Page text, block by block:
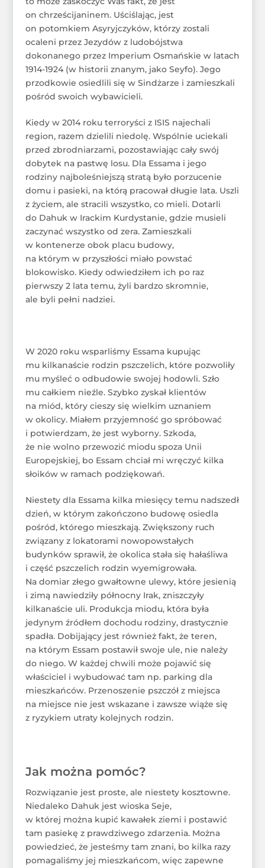
on chrześcijaninem. Uściślając, jest
on potomkiem Asyryjczyków, którzy zostali
ocaleni przez Jezydów z ludobójstwa
dokonanego przez Imperium Osmańskie w latach
1914-1924 (w historii znanym, jako Seyfo). Jego
przodkowie osiedlili się w Sindżarze i zamieszkali
pośród swoich wybawicieli.
Kiedy w 2014 roku terroryści z ISIS najechali
region, razem dzielili niedolę. Wspólnie uciekali
przed zbrodniarzami, pozostawiając cały swój
dobytek na pastwę losu. Dla Essama i jego
rodziny najboleśniejszą stratą było porzucenie
domu i pasieki, na którą pracował długie lata. Uszli
z życiem, ale stracili wszystko, co mieli. Dotarli
do Dahuk w Irackim Kurdystanie, gdzie musieli
zaczynać wszystko od zera. Zamieszkali
w kontenerze obok placu budowy,
na którym w przyszłości miało powstać
blokowisko. Kiedy odwiedziłem ich po raz
pierwszy 2 lata temu, żyli bardzo skromnie,
ale byli pełni nadziei.
W 2020 roku wsparliśmy Essama kupując
mu kilkanaście rodzin pszczelich, które pozwoliły
mu myśleć o odbudowie swojej hodowli. Szło
mu całkiem nieźle. Szybko zyskał klientów
na miód, który cieszy się wielkim uznaniem
w okolicy. Miałem przyjemność go spróbować
i potwierdzam, że jest wyborny. Szkoda,
że nie wolno przewozić miodu spoza Unii
Europejskiej, bo Essam chciał mi wręczyć kilka
słoików w ramach podziękowań.
Niestety dla Essama kilka miesięcy temu nadszedł
dzień, w którym zakończono budowę osiedla
pośród, którego mieszkają. Zwiększony ruch
związany z lokatorami nowopowstałych
budynków sprawił, że okolica stała się hałaśliwa
i część pszczelich rodzin wyemigrowała.
Na domiar złego gwałtowne ulewy, które jesienią
i zimą nawiedziły północny Irak, zniszczyły
kilkanaście uli. Produkcja miodu, która była
jedynym źródłem dochodu rodziny, drastycznie
spadła. Dobijający jest również fakt, że teren,
na którym Essam postawił swoje ule, nie należy
do niego. W każdej chwili może pojawić się
właściciel i wybudować tam np. parking dla
mieszkańców. Przenoszenie pszczół z miejsca
na miejsce nie jest wskazane i zawsze wiąże się
z ryzykiem utraty kolejnych rodzin.
Jak można pomóc?
Rozwiązanie jest proste, ale niestety kosztowne.
Niedaleko Dahuk jest wioska Seje,
w której można kupić kawałek ziemi i postawić
tam pasiekę z prawdziwego zdarzenia. Można
powiedzieć, że jesteśmy tam znani, bo kilka razy
pomagaliśmy jej mieszkańcom, więc zapewne